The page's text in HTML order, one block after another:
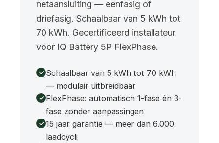
netaansluiting — eenfasig of
driefasig. Schaalbaar van 5 kWh tot
70 kWh. Gecertificeerd installateur
voor IQ Battery 5P FlexPhase.
Schaalbaar van 5 kWh tot 70 kWh
— modulair uitbreidbaar
FlexPhase: automatisch 1-fase én 3-
fase zonder aanpassingen
15 jaar garantie — meer dan 6.000
laadcycli